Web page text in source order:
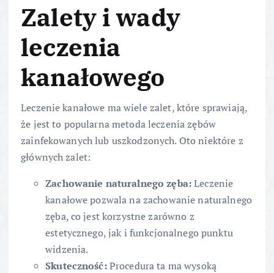
Zalety i wady
leczenia
kanałowego
Leczenie kanałowe ma wiele zalet, które sprawiają,
że jest to popularna metoda leczenia zębów
zainfekowanych lub uszkodzonych. Oto niektóre z
głównych zalet:
Zachowanie naturalnego zęba:Leczenie
kanałowe pozwala na zachowanie naturalnego
zęba, co jest korzystne zarówno z
estetycznego, jak i funkcjonalnego punktu
widzenia.
Skuteczność:Procedura ta ma wysoką